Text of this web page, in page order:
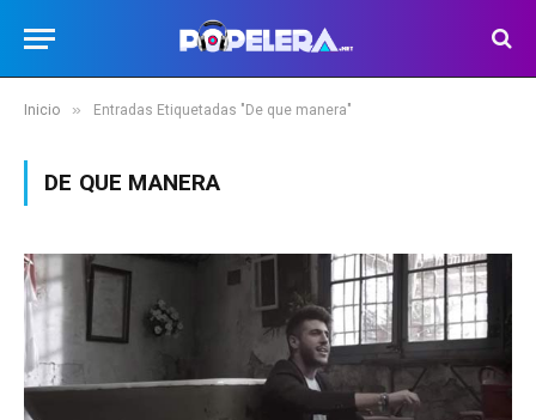
Inicio » Entradas Etiquetadas "De que manera"
DE QUE MANERA